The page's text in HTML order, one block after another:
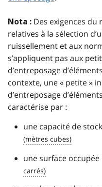
Nota : Des exigences du
relatives à la sélection
ruissellement et aux
s’appliquent pas aux
d’entreposage
contexte, une « petite »
d’entreposage
caractérise par :
une capacité de
une surface